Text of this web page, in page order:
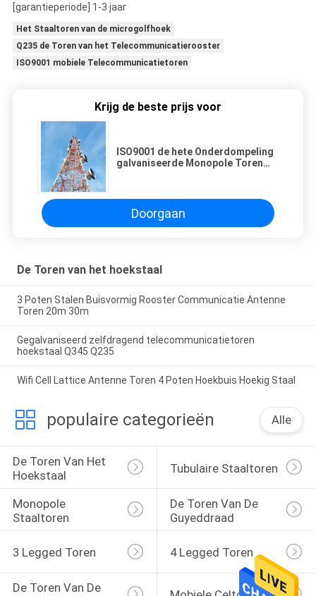
[garantieperiode] 1-3 jaar
Het Staaltoren van de microgolfhoek
Q235 de Toren van het Telecommunicatierooster
ISO9001 mobiele Telecommunicatietoren
Krijg de beste prijs voor
ISO9001 de hete Onderdompeling
galvaniseerde Monopole Toren
Doorgaan
De Toren van het hoekstaal
3 Poten Stalen Buisvormig Rooster Communicatie Antenne
Toren 20m 30m
Gegalvaniseerd zelfdragend telecommunicatietoren
hoekstaal Q345 Q235
Wifi Cell Lattice Antenne Toren 4 Poten Hoekbuis Hoekig Staal
populaire categorieën Alle
De Toren Van Het
Hoekstaal
Tubulaire Staaltoren
Monopole
Staaltoren
De Toren Van De
Guyeddraad
3 Legged Toren 4 Legged Toren
De Toren Van De